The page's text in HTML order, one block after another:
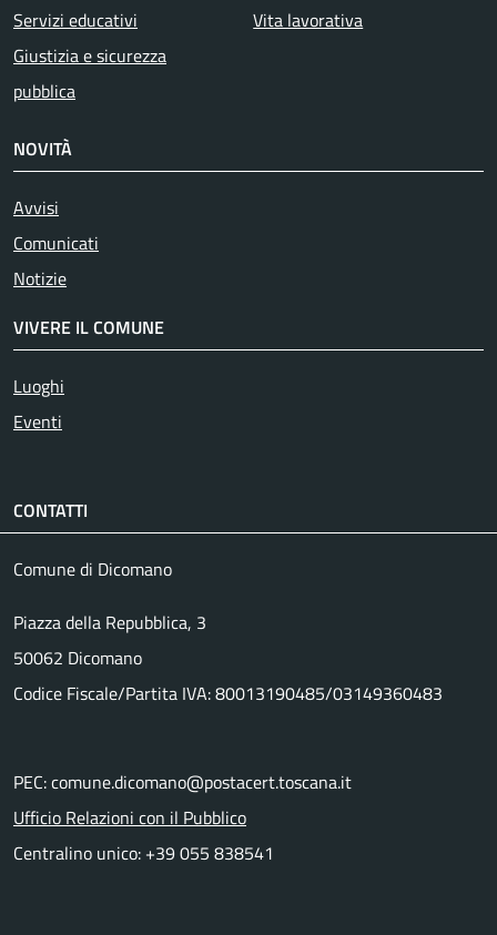
Servizi educativi
Giustizia e sicurezza
pubblica
Vita lavorativa
NOVITÀ
Avvisi
Comunicati
Notizie
VIVERE IL COMUNE
Luoghi
Eventi
CONTATTI
Comune di Dicomano
Piazza della Repubblica, 3
50062 Dicomano
Codice Fiscale/Partita IVA: 80013190485/03149360483
PEC: comune.dicomano@postacert.toscana.it
Ufficio Relazioni con il Pubblico
Centralino unico: +39 055 838541